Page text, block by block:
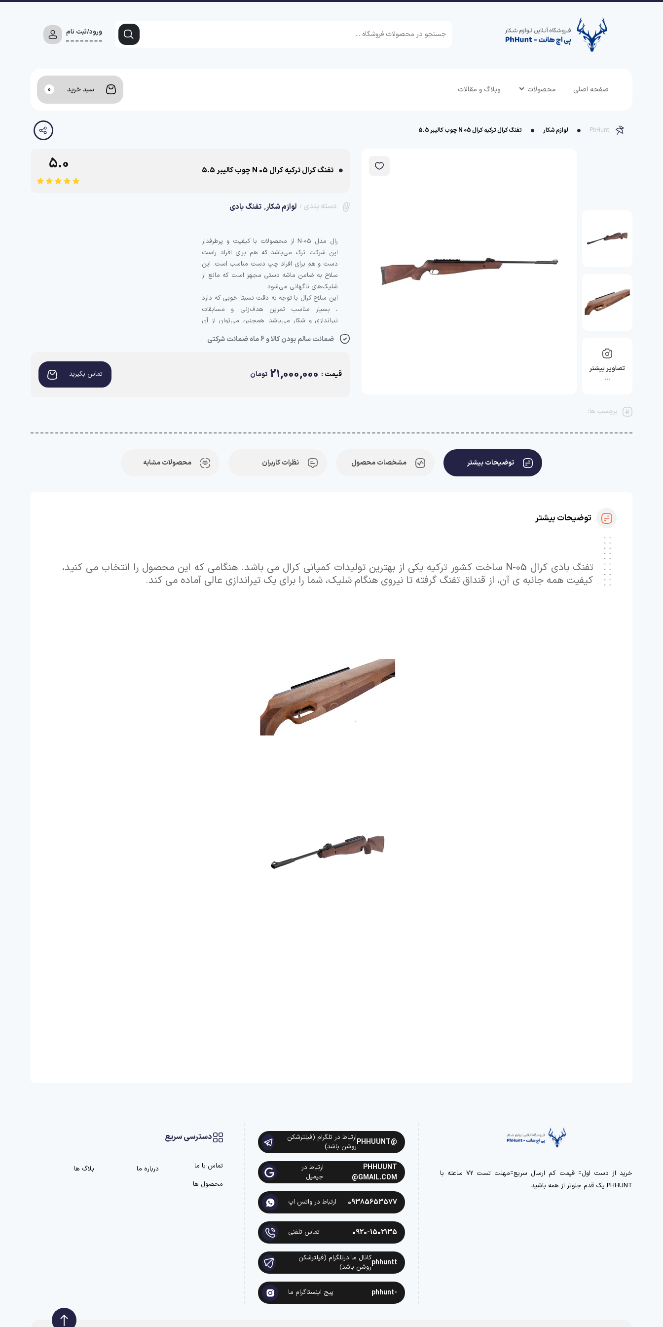
ورود/ثبت نام
صفحه اصلی محصولات وبلاگ و مقالات سبد خرید 0
PhHunt لوازم شکار تفنگ کرال ترکیه کرال 05 N چوب کالیبر 5.5
تصاویر بیشتر
…
تفنگ کرال ترکیه کرال 05 N چوب کالیبر 5.5 5.0
دسته بندی : لوازم شکار, تفنگ بادی
رال مدل N-05 از محصولات با کیفیت و پرطرفدار
این شرکت ترک می‌باشد که هم برای افراد راست
دست و هم برای افراد چپ دست مناسب است. این
سلاح به ضامن ماشه دستی مجهز است که مانع از
این سلاح کرال با توجه به دقت نسبتا خوبی که دارد
، بسیار مناسب تمرین هدف‌زنی و مسابقات
تیراندازی و شکار می‌باشد. همچنین می‌توان از آن
هانت خرید خود را انجام دهید.
ضمانت سالم بودن کالا و 6 ماه ضمانت شرکتی
قیمت : 21,000,000 تومان تماس بگیرید
برچسب ها:
توضیحات بیشتر مشخصات محصول نظرات کاربران محصولات مشابه
توضیحات بیشتر
تفنگ بادی کرال N-05 ساخت کشور ترکیه یکی از بهترین تولیدات کمپانی کرال می باشد. هنگامی که این محصول را انتخاب می کنید،
کیفیت همه جانبه ی آن، از قنداق تفنگ گرفته تا نیروی هنگام شلیک، شما را برای یک تیراندازی عالی آماده می کند.
خرید از دست اول= قیمت کم ارسال سریع=مهلت تست 72 ساعته با
PHHUNT یک قدم جلوتر از همه باشید
@PHHUUNT
ارتباط در تلگرام (فیلترشکن
روشن باشد)
PHHUUNT
@GMAIL.COM
ارتباط در
جیمیل
09385653577 ارتباط در واتس اپ
0920-1502135 تماس تلفنی
phhunttکانال ما درتلگرام (فیلترشکن
روشن باشد)
-phhunt پیج اینستاگرام ما
دسترسی سریع
تماس با ما درباره ما
بلاگ ها
محصول ها